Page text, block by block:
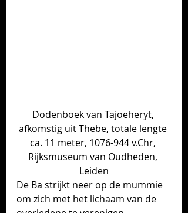
Dodenboek van Tajoeheryt,
afkomstig uit Thebe, totale lengte
ca. 11 meter, 1076-944 v.Chr,
Rijksmuseum van Oudheden,
Leiden
De Ba strijkt neer op de mummie
om zich met het lichaam van de